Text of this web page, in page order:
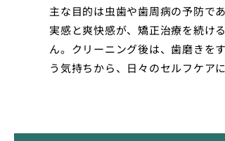
主な目的は虫歯や歯周病の予防で
実感と爽快感が、矯正治療を続け
ん。クリーニング後は、歯磨きを
う気持ちから、日々のセルフケア